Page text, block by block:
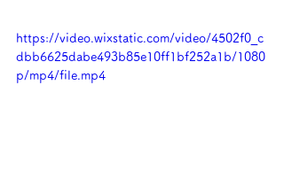
https://video.wixstatic.com/video/4502f0_c
dbb6625dabe493b85e10ff1bf252a1b/1080
p/mp4/file.mp4